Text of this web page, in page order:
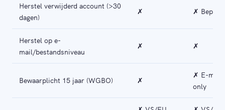
Herstel verwijderd account (>30
dagen)
✗ ✗
Herstel op e-
mail/bestandsniveau
✗ ✗
Bewaarplicht 15 jaar (WGBO) ✗
✗ E-mail
only